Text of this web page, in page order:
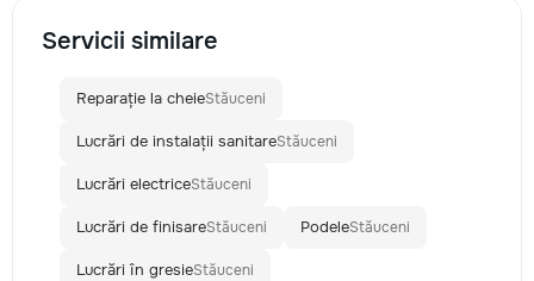
Servicii similare
Reparație la cheieStăuceni
Lucrări de instalații sanitareStăuceni
Lucrări electriceStăuceni
Lucrări de finisareStăuceni PodeleStăuceni
Lucrări în gresieStăuceni